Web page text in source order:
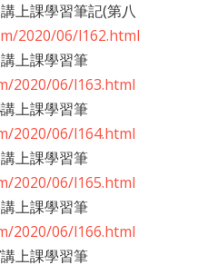
上課學習筆記(第八
2020/06/l162.html
上課學習筆
2020/06/l163.html
上課學習筆
2020/06/l164.html
上課學習筆
2020/06/l165.html
上課學習筆
2020/06/l166.html
上課學習筆